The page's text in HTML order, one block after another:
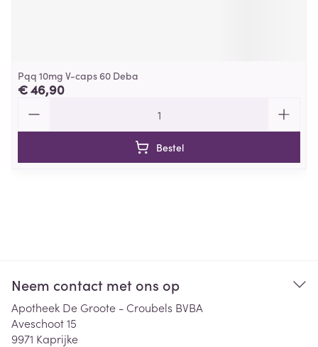
Pqq 10mg V-caps 60 Deba
€ 46,90
Bestel
Neem contact met ons op
Apotheek De Groote - Croubels BVBA
Aveschoot 15
9971 Kaprijke